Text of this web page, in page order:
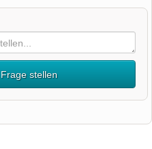
stellen